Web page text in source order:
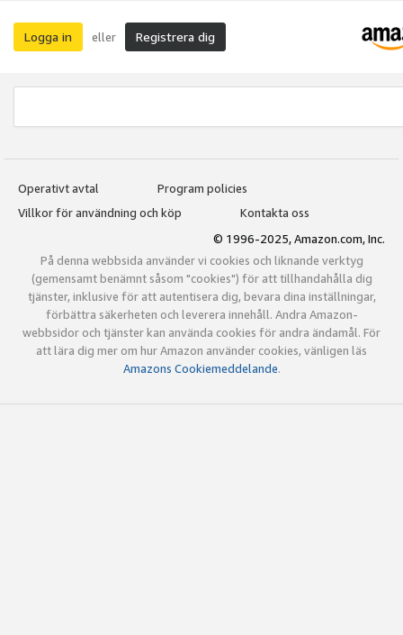
Logga in eller Registrera dig
Operativt avtal
Program policies
Villkor för användning och köp
Kontakta oss
© 1996-2025, Amazon.com, Inc.
På denna webbsida använder vi cookies och liknande verktyg
(gemensamt benämnt såsom "cookies") för att tillhandahålla dig
tjänster, inklusive för att autentisera dig, bevara dina inställningar,
förbättra säkerheten och leverera innehåll. Andra Amazon-
webbsidor och tjänster kan använda cookies för andra ändamål. För
att lära dig mer om hur Amazon använder cookies, vänligen läs
Amazons Cookiemeddelande.